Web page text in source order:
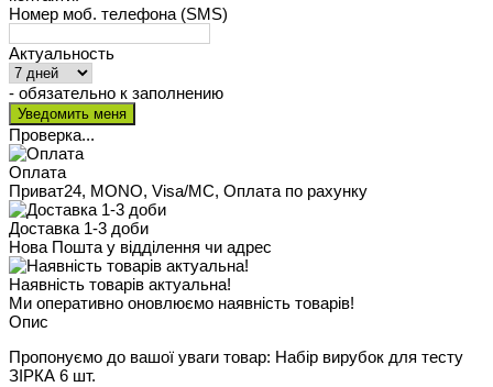
Номер моб. телефона (SMS)
Актуальность
- обязательно к заполнению
Проверка...
Оплата
Приват24, MONO, Visa/MC, Оплата по рахунку
Доставка 1-3 доби
Нова Пошта у відділення чи адрес
Наявність товарів актуальна!
Ми оперативно оновлюємо наявність товарів!
Опис
Пропонуємо до вашої уваги товар: Набір вирубок для тесту
ЗІРКА 6 шт.